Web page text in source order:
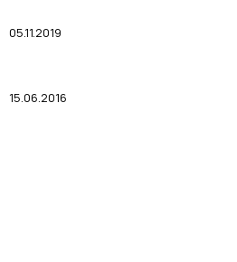
05.11.2019
15.06.2016